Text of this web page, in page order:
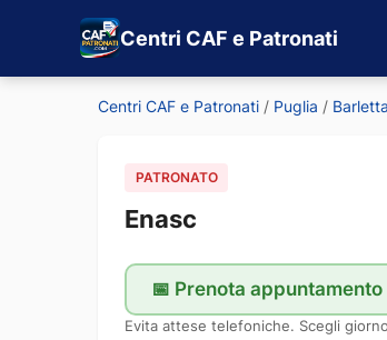
Centri CAF e Patronati
Centri CAF e Patronati / Puglia / Barletta
PATRONATO
Enasc
📅 Prenota appuntamento
Evita attese telefoniche. Scegli